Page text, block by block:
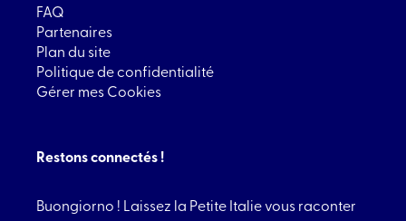
FAQ
Partenaires
Plan du site
Politique de confidentialité
Gérer mes Cookies
Restons connectés !
Buongiorno ! Laissez la Petite Italie vous raconter